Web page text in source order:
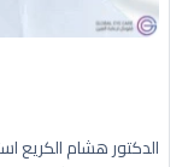
الدكتور هشام